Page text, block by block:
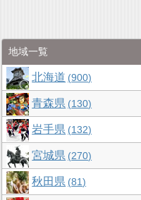
地域一覧
北海道 900
青森県 130
岩手県 132
宮城県 270
秋田県 81